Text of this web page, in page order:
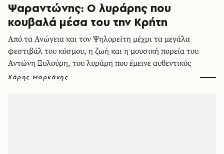
Ψαραντώνης: Ο λυράρης που
κουβαλά μέσα του την Κρήτη
Από τα Ανώγεια και τον Ψηλορείτη μέχρι τα μεγάλα
φεστιβάλ του κόσμου, η ζωή και η μουσική πορεία του
Αντώνη Ξυλούρη, του λυράρη που έμεινε αυθεντικός
Χάρης Μαρκάκης